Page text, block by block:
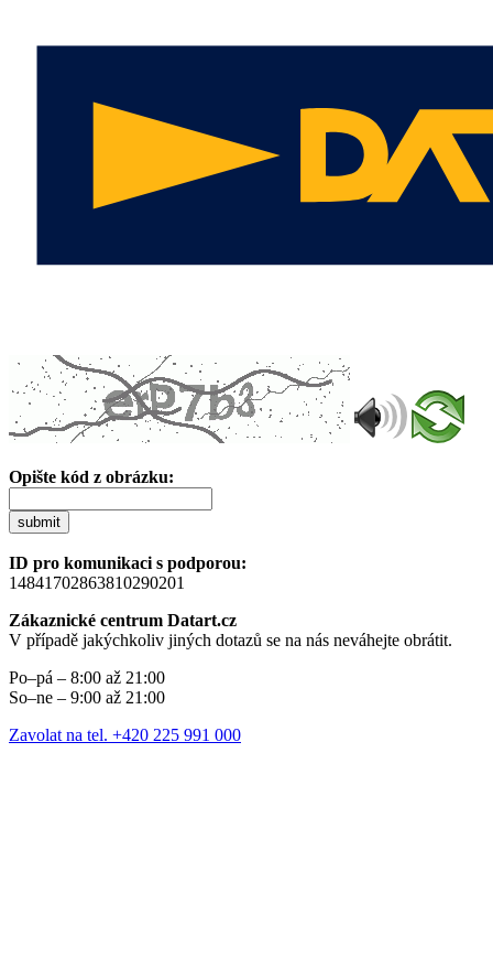
Opište kód z obrázku:
submit
ID pro komunikaci s podporou:
14841702863810290201
Zákaznické centrum Datart.cz
V případě jakýchkoliv jiných dotazů se na nás neváhejte obrátit.
Po–pá – 8:00 až 21:00
So–ne – 9:00 až 21:00
Zavolat na tel. +420 225 991 000